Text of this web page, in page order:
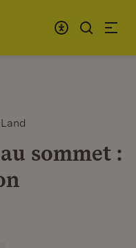
sommet :